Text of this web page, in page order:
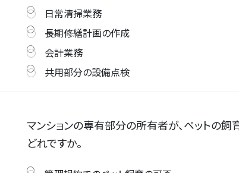
日常清掃業務
長期修繕計画の作成
会計業務
共用部分の設備点検
マンションの専有部分の所有者が、ペットの
どれですか。